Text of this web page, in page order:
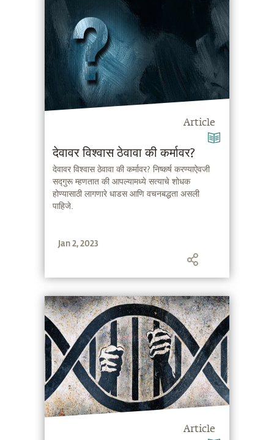
Article
देवावर विश्वास ठेवावा की कर्मावर?
देवावर विश्वास ठेवावा की कर्मावर? निष्कर्ष करण्याऐवजी
सद्गुरू म्हणतात की आपल्यामध्ये सत्याचे शोधक
होण्यासाठी लागणारे धाडस आणि वचनबद्धता असली
पाहिजे.
Jan 2, 2023
Article